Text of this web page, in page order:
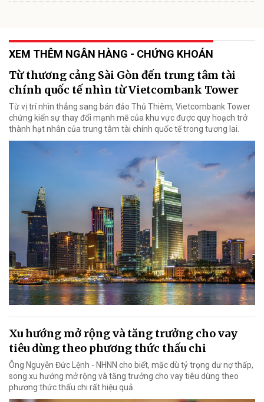
XEM THÊM NGÂN HÀNG - CHỨNG KHOÁN
Từ thương cảng Sài Gòn đến trung tâm tài
chính quốc tế nhìn từ Vietcombank Tower
Từ vị trí nhìn thẳng sang bán đảo Thủ Thiêm, Vietcombank Tower
chứng kiến sự thay đổi mạnh mẽ của khu vực được quy hoạch trở
thành hạt nhân của trung tâm tài chính quốc tế trong tương lai.
Xu hướng mở rộng và tăng trưởng cho vay
tiêu dùng theo phương thức thấu chi
Ông Nguyễn Đức Lệnh - NHNN cho biết, mặc dù tỷ trọng dư nợ thấp,
song xu hướng mở rộng và tăng trưởng cho vay tiêu dùng theo
phương thức thấu chi rất hiệu quả.